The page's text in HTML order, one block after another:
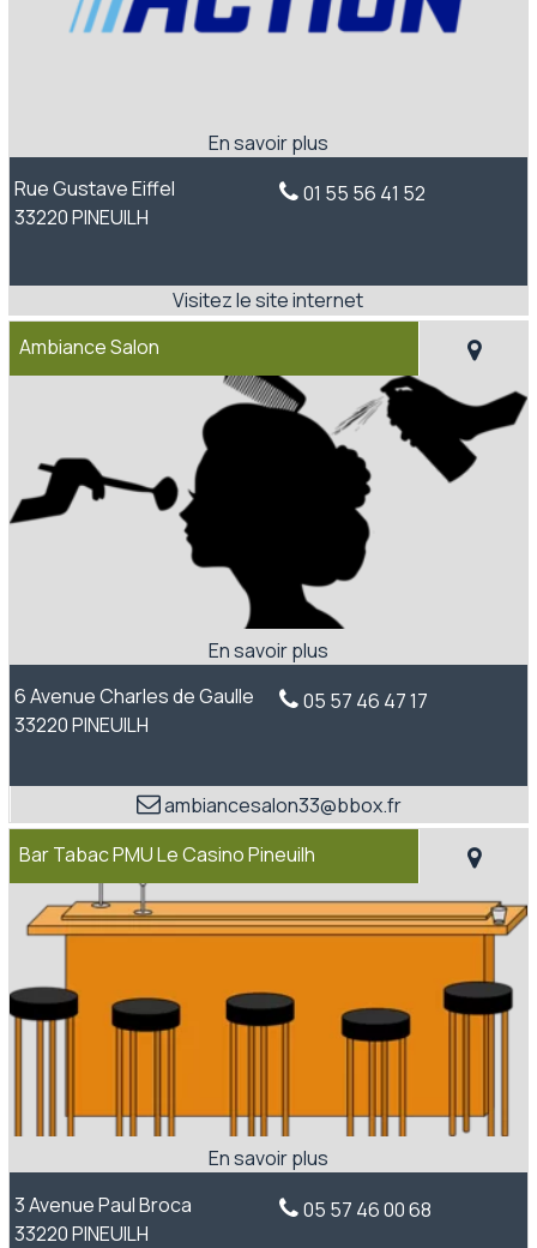
Rue Gustave Eiffel
33220 PINEUILH
01 55 56 41 52
Ambiance Salon
6 Avenue Charles de Gaulle
33220 PINEUILH
05 57 46 47 17
ambiancesalon33@bbox.fr
Bar Tabac PMU Le Casino Pineuilh
3 Avenue Paul Broca
33220 PINEUILH
05 57 46 00 68